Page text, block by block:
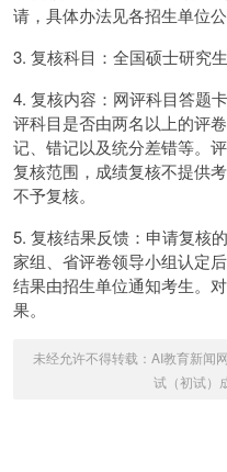
请，具体办法见各招生单位公
3. 复核科目：全国硕士研究
4. 复核内容：网评科目答题
评科目是否由两名以上的评
记、错记以及统分差错等。
复核范围，成绩复核不提供
不予复核。
5. 复核结果反馈：申请复核
家组、省评卷领导小组认定
结果由招生单位通知考生。
果。
未经允许不得转载： AI教育新闻网
试（初试）